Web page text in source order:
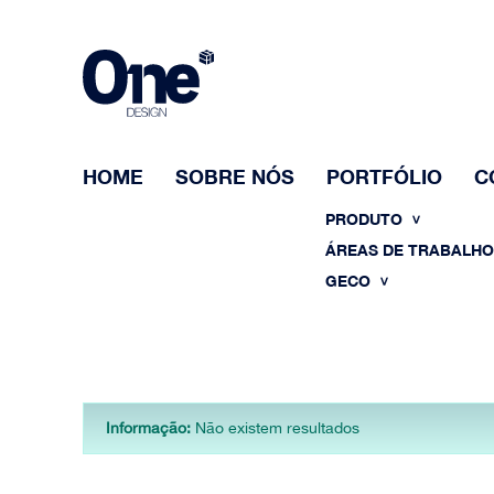
HOME SOBRE NÓS PORTFÓLIO
PRODUTO
ÁREAS DE TRABALHO
GECO
Informação: Não existem resultados